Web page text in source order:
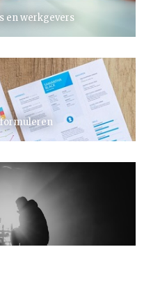
en werkgevers